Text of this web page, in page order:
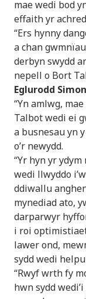
mae wedi bod
effaith yr
“Ers hynny
a chan
derbyn swydd
nepell o Bort
Eglurodd
“Yn amlwg,
Talbot wedi ei
a busnesau yn
o’r newydd.
“Yr hyn yr
wedi llwyddo
ddiwallu
mynediad ato,
darparwyr
i roi
lawer ond,
sydd wedi
“Rwyf wrth fy
hwn sydd